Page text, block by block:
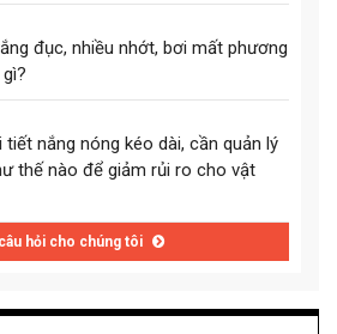
đục, nhiều nhớt, bơi mất phương
nắng nóng kéo dài, cần quản lý
thế nào để giảm rủi ro cho vật
hỏi cho chúng tôi